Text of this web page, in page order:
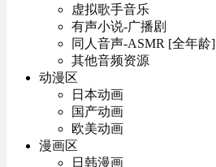
虚拟歌手音乐
有声小说-广播剧
同人音声-ASMR [全年龄]
其他音频资源
动漫区
日本动画
国产动画
欧美动画
漫画区
日韩漫画